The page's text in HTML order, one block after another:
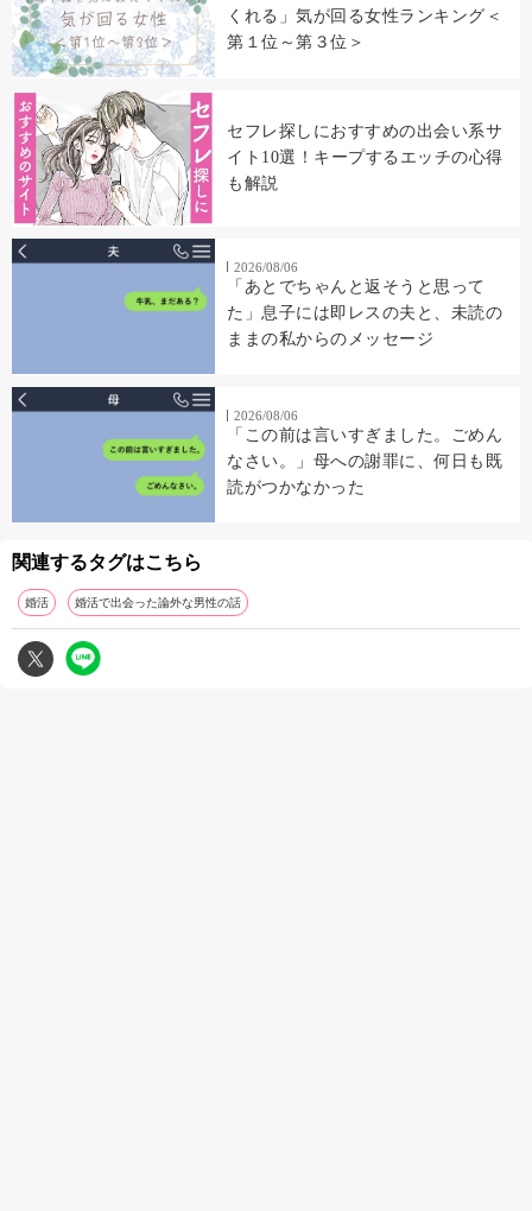
くれる」気が回る女性ランキング＜
第１位～第３位＞
セフレ探しにおすすめの出会い系サ
イト10選！キープするエッチの心得
も解説
2026/08/06
「あとでちゃんと返そうと思って
た」息子には即レスの夫と、未読の
ままの私からのメッセージ
2026/08/06
「この前は言いすぎました。ごめん
なさい。」母への謝罪に、何日も既
読がつかなかった
関連するタグはこちら
婚活 婚活で出会った論外な男性の話